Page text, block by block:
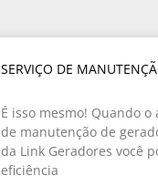
SERVIÇO DE
É isso mesmo! Quando
de manutenção de
da Link Geradores você
eficiência